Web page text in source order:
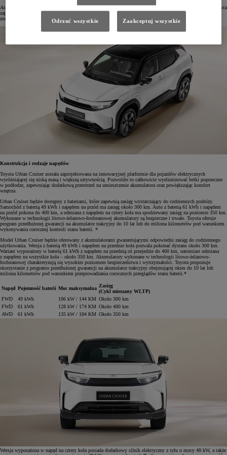
Aranżacja wnętrza podkreśla autentyczny charakter SUV-a. Deska rozdzielcza jest umieszczona nisko, a kierowca
zajmuje wyższą pozycję za kierownicą, co zapewnia doskonałą widoczność w każdym kierunku. Pojazd może
zostać wyposażony w opcjonalne nastrojowe oświetlenie kabiny z możliwością wyboru spośród 12 kolorów.
Konstrukcja i rodzaje napędów
Toyota Urban Cruiser została zaprojektowana na innowacyjnej platformie dla pojazdów elektrycznych
wyróżniającej się niską masą i większą sztywnością. Pozwoliło to całkowicie wyeliminować belki poprzeczne
w podłodze, zapewniając dodatkową przestrzeń na umieszczenie akumulatora oraz powiększając komfort
wnętrza.
Urban Cruiser będzie dostępny z bateriami, które zapewnią zasięg wystarczający do codziennych podróży.
Samochód z baterią 49 kWh i napędem na przód ma zasięg około 300 km. Auto z baterią 61 kWh i napędem
na przód pokona do 400 km, a odmiana z napędem na cztery koła ma spodziewany zasięg na poziomie 350 km.
Wykonane w technologii litowo-żelazowo-fosforanowej akumulatory są bezpieczne i trwałe. Toyota oferuje
program przedłużonej gwarancji na akumulator trakcyjny do 10 lat lub do miliona kilometrów pod warunkiem
wykonywania corocznej kontroli stanu baterii. *
Model Urban Cruiser będzie oferowany z akumulatorami gwarantującymi odpowiedni zasięg do codziennego
użytkowania. Wersja z baterią 49 kWh i napędem na przednie koła pozwala pokonać dystans około 300 km.
Wariant wyposażony w baterię 61 kWh z napędem na przednią oś przejedzie do 400 km, natomiast odmiana
z napędem na wszystkie koła – około 350 km. Akumulatory wykonane w technologii litowo-żelazowo-
fosforanowej charakteryzują się wysokim poziomem bezpieczeństwa i wytrzymałości. Toyota proponuje
skorzystanie z programu przedłużonej gwarancji na akumulator trakcyjny obejmującej okres do 10 lat lub
miliona kilometrów pod warunkiem przeprowadzania corocznych przeglądów stanu baterii.*
Napęd Pojemność baterii Moc maksymalna Zasięg
(Cykl mieszany WLTP)
FWD
49 kWh 106 kW / 144 KM Około 300 km
FWD
61 kWh 128 kW / 174 KM Około 400 km
AWD
61 kWh 135 kW / 184 KM Około 350 km
Wersja wyposażona w napęd na cztery koła posiada dodatkowy silnik elektryczny z tyłu o mocy 48 kW, a także
Odrzuć wszystkie Zaakceptuj wszystkie